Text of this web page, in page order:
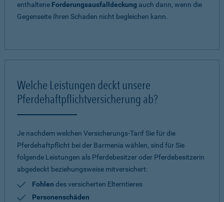
enthaltene Forderungsausfalldeckung auch dann, wenn die
Gegenseite Ihren Schaden nicht begleichen kann.
Welche Leistungen deckt unsere
Pferdehaftpflichtversicherung ab?
Je nachdem welchen Versicherungs-Tarif Sie für die
Pferdehaftpflicht bei der Barmenia wählen, sind für Sie
folgende Leistungen als Pferdebesitzer oder Pferdebesitzerin
abgedeckt beziehungsweise mitversichert:
Fohlen des versicherten Elterntieres
Personenschäden